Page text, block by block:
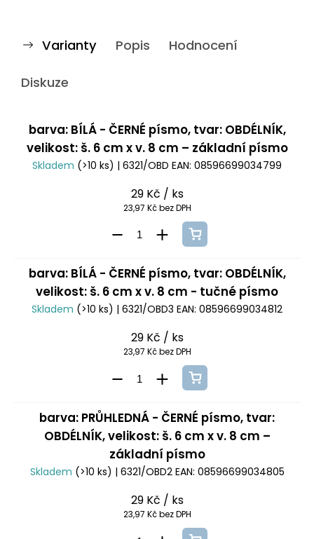
Varianty Popis Hodnocení
Diskuze
barva: BÍLÁ - ČERNÉ písmo, tvar: OBDÉLNÍK,
velikost: š. 6 cm x v. 8 cm – základní písmo
Skladem (>10 ks) | 6321/OBD EAN: 08596699034799
29 Kč / ks
23,97 Kč bez DPH
barva: BÍLÁ - ČERNÉ písmo, tvar: OBDÉLNÍK,
velikost: š. 6 cm x v. 8 cm - tučné písmo
Skladem (>10 ks) | 6321/OBD3 EAN: 08596699034812
29 Kč / ks
23,97 Kč bez DPH
barva: PRŮHLEDNÁ - ČERNÉ písmo, tvar:
OBDÉLNÍK, velikost: š. 6 cm x v. 8 cm –
základní písmo
Skladem (>10 ks) | 6321/OBD2 EAN: 08596699034805
29 Kč / ks
23,97 Kč bez DPH